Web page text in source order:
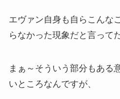
エヴァン自身も自らこんな
らなかった現象だと言って
まぁ～そういう部分もある
いところなんですが、